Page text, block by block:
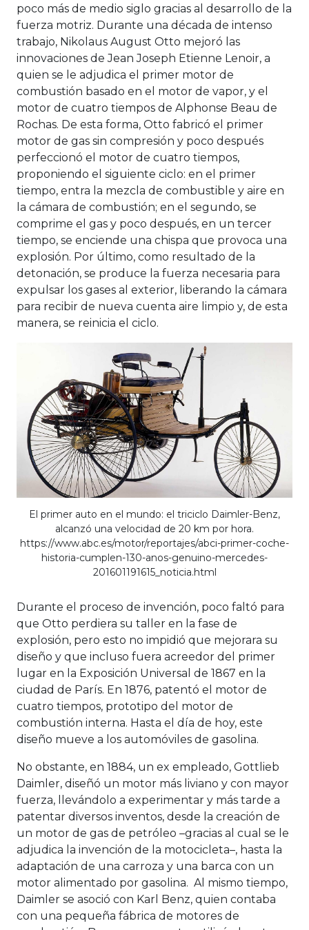
poco más de medio siglo gracias al desarrollo de la
fuerza motriz. Durante una década de intenso
trabajo, Nikolaus August Otto mejoró las
innovaciones de Jean Joseph Etienne Lenoir, a
quien se le adjudica el primer motor de
combustión basado en el motor de vapor, y el
motor de cuatro tiempos de Alphonse Beau de
Rochas. De esta forma, Otto fabricó el primer
motor de gas sin compresión y poco después
perfeccionó el motor de cuatro tiempos,
proponiendo el siguiente ciclo: en el primer
tiempo, entra la mezcla de combustible y aire en
la cámara de combustión; en el segundo, se
comprime el gas y poco después, en un tercer
tiempo, se enciende una chispa que provoca una
explosión. Por último, como resultado de la
detonación, se produce la fuerza necesaria para
expulsar los gases al exterior, liberando la cámara
para recibir de nueva cuenta aire limpio y, de esta
manera, se reinicia el ciclo.
El primer auto en el mundo: el triciclo Daimler-Benz,
alcanzó una velocidad de 20 km por hora.
https://www.abc.es/motor/reportajes/abci-primer-coche-
historia-cumplen-130-anos-genuino-mercedes-
201601191615_noticia.html
Durante el proceso de invención, poco faltó para
que Otto perdiera su taller en la fase de
explosión, pero esto no impidió que mejorara su
diseño y que incluso fuera acreedor del primer
lugar en la Exposición Universal de 1867 en la
ciudad de París. En 1876, patentó el motor de
cuatro tiempos, prototipo del motor de
combustión interna. Hasta el día de hoy, este
diseño mueve a los automóviles de gasolina.
No obstante, en 1884, un ex empleado, Gottlieb
Daimler, diseñó un motor más liviano y con mayor
fuerza, llevándolo a experimentar y más tarde a
patentar diversos inventos, desde la creación de
un motor de gas de petróleo –gracias al cual se le
adjudica la invención de la motocicleta–, hasta la
adaptación de una carroza y una barca con un
motor alimentado por gasolina. Al mismo tiempo,
Daimler se asoció con Karl Benz, quien contaba
con una pequeña fábrica de motores de